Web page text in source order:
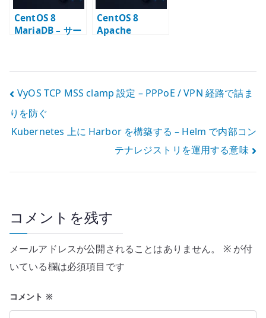
CentOS 8
MariaDB – サー
CentOS 8
Apache
検知調整の基本
投
稿
ナ
ビ
ー
シ
ョ
ン
VyOS TCP MSS clamp 設定 – PPPoE / VPN 経路で詰ま
りを防ぐ
Kubernetes 上に Harbor を構築する – Helm で内部コン
テナレジストリを運用する意味
コメントを残す
メールアドレスが公開されることはありません。 ※が付
いている欄は必須項目です
コメント ※